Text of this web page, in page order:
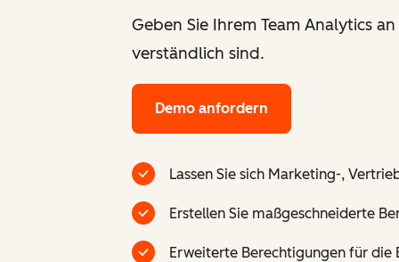
Geben Sie Ihrem Team Analytics
verständlich sind.
Demo anfordern
Lassen Sie sich Marketing-,
Erstellen Sie maßgeschneiderte
Erweiterte Berechtigungen für die